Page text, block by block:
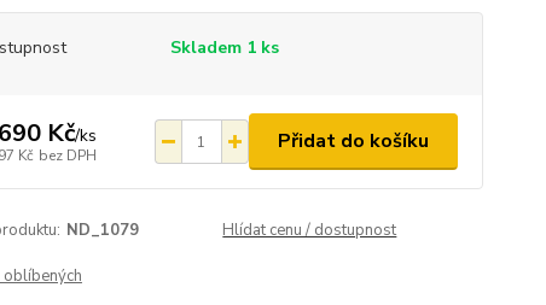
Skladem 1 ks
Kč/ks
Kč bez DPH
Přidat do košíku
ND_1079 Hlídat cenu / dostupnost
oblíbených